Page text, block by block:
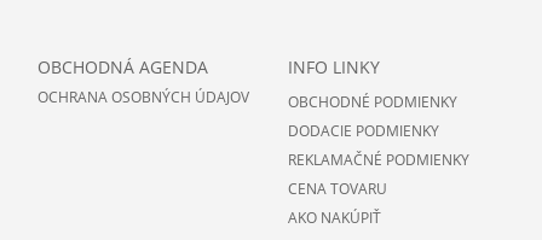
OBCHODNÁ AGENDA
OCHRANA OSOBNÝCH ÚDAJOV
INFO LINKY
OBCHODNÉ PODMIENKY
DODACIE PODMIENKY
REKLAMAČNÉ PODMIENKY
CENA TOVARU
AKO NAKÚPIŤ